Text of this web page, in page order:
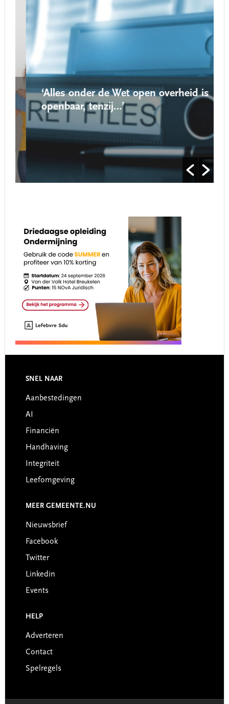
‘Alles onder de Wet open overheid is
openbaar, tenzij…’
Footer
SNEL NAAR
Aanbestedingen
AI
Financiën
Handhaving
Integriteit
Leefomgeving
MEER GEMEENTE.NU
Nieuwsbrief
Facebook
Twitter
Linkedin
Events
HELP
Adverteren
Contact
Spelregels